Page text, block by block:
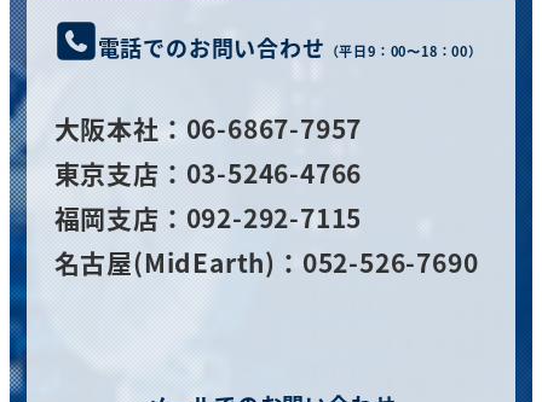
電話でのお問い合わせ （平日9：00〜18：00）
大阪本社 ：06-6867-7957
東京支店：03-5246-4766
福岡支店：092-292-7115
名古屋(MidEarth)：052-526-7690